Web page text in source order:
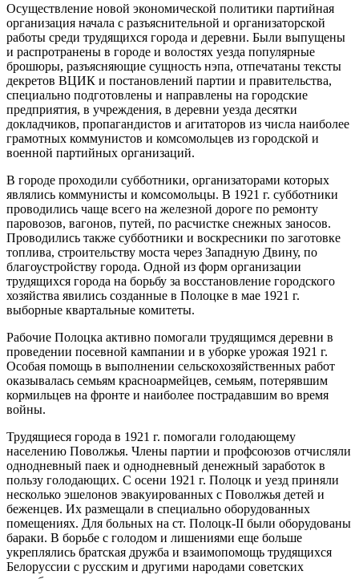
Осуществление новой экономической политики партийная
организация начала с разъяснительной и организаторской
работы среди трудящихся города и деревни. Были выпущены
и распротранены в городе и волостях уезда популярные
брошюры, разъясняющие сущность нэпа, отпечатаны тексты
декретов ВЦИК и постановлений партии и правительства,
специально подготовлены и направлены на городские
предприятия, в учреждения, в деревни уезда десятки
докладчиков, пропагандистов и агитаторов из числа наиболее
грамотных коммунистов и комсомольцев из городской и
военной партийных организаций.
В городе проходили субботники, организаторами которых
являлись коммунисты и комсомольцы. В 1921 г. субботники
проводились чаще всего на железной дороге по ремонту
паровозов, вагонов, путей, по расчистке снежных заносов.
Проводились также субботники и воскресники по заготовке
топлива, строительству моста через Западную Двину, по
благоустройству города. Одной из форм организации
трудящихся города на борьбу за восстановление городского
хозяйства явились созданные в Полоцке в мае 1921 г.
выборные квартальные комитеты.
Рабочие Полоцка активно помогали трудящимся деревни в
проведении посевной кампании и в уборке урожая 1921 г.
Особая помощь в выполнении сельскохозяйственных работ
оказывалась семьям красноармейцев, семьям, потерявшим
кормильцев на фронте и наиболее пострадавшим во время
войны.
Трудящиеся города в 1921 г. помогали голодающему
населению Поволжья. Члены партии и профсоюзов отчисляли
однодневный паек и однодневный денежный заработок в
пользу голодающих. С осени 1921 г. Полоцк и уезд приняли
несколько эшелонов эвакуированных с Поволжья детей и
беженцев. Их размещали в специально оборудованных
помещениях. Для больных на ст. Полоцк-II были оборудованы
бараки. В борьбе с голодом и лишениями еще больше
укреплялись братская дружба и взаимопомощь трудящихся
Белоруссии с русским и другими народами советских